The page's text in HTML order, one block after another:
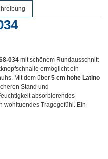
034 mit schönem Rundausschnitt
ermöglicht ein
Mit dem über 5 cm hohe Latino
Stand und
absorbierendes
wohltuendes Tragegefühl. Ein